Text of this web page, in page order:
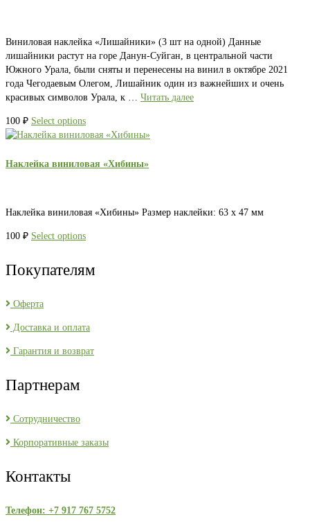
Виниловая наклейка «Лишайники» (3 шт на одной) Данные
лишайники растут на горе Данун-Суйган, в центральной части
Южного Урала, были сняты и перенесены на винил в октябре 2021
года Чегодаевым Олегом, Лишайник один из важнейших и очень
красивых символов Урала, к … Читать далее
100 ₽ Select options
Наклейка виниловая «Хибины»
Наклейка виниловая «Хибины» Размер наклейки: 63 х 47 мм
100 ₽ Select options
Покупателям
Оферта
Доставка и оплата
Гарантия и возврат
Партнерам
Сотрудничество
Корпоративные заказы
Контакты
Телефон: +7 917 767 5752